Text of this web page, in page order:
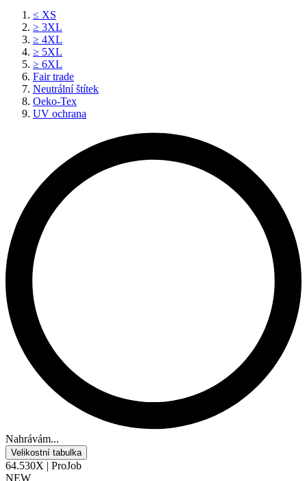
≤ XS
≥ 3XL
≥ 4XL
≥ 5XL
≥ 6XL
Fair trade
Neutrální štítek
Oeko-Tex
UV ochrana
Nahrávám...
Velikostní tabulka
64.530X | ProJob
NEW